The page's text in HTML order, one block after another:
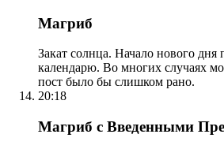
Магриб
Закат солнца. Начало нового дня
календарю. Во многих случаях
пост было бы слишком рано.
20:18
Магриб с Введенными